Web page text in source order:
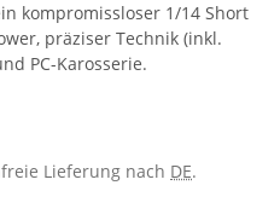
kompromissloser 1/14 Short
präziser Technik (inkl.
PC-Karosserie.
Lieferung nach DE.